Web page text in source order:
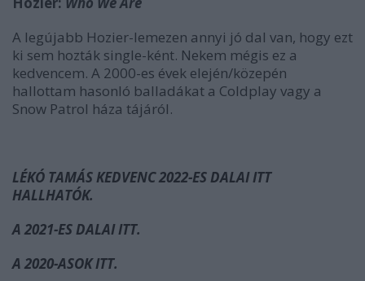
A legújabb Hozier-lemezen annyi jó dal van, hogy ezt
ki sem hozták single-ként. Nekem mégis ez a
kedvencem. A 2000-es évek elején/közepén
hallottam hasonló balladákat a Coldplay vagy a
Snow Patrol háza tájáról.
LÉKÓ TAMÁS KEDVENC 2022-ES DALAI ITT
HALLHATÓK.
A 2021-ES DALAI ITT.
A 2020-ASOK ITT.